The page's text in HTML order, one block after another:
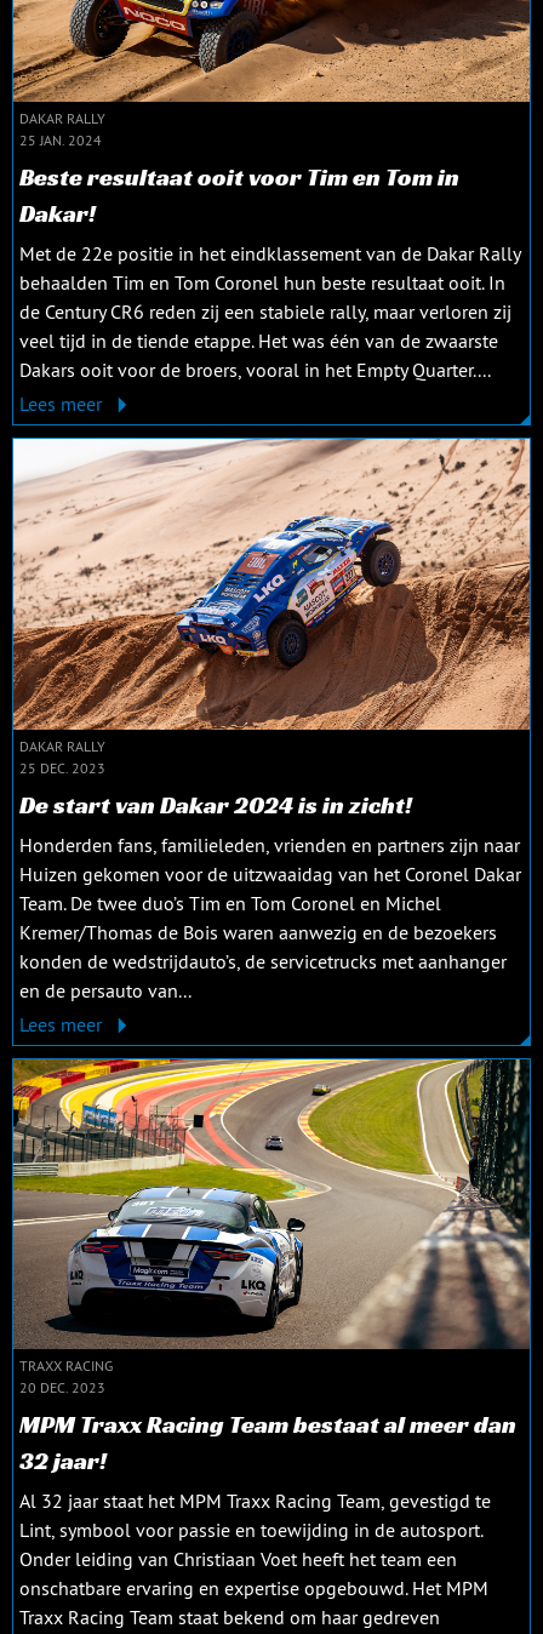
DAKAR RALLY
25 JAN. 2024
Beste resultaat ooit voor Tim en Tom in
Dakar!
Met de 22e positie in het eindklassement van de Dakar Rally
behaalden Tim en Tom Coronel hun beste resultaat ooit. In
de Century CR6 reden zij een stabiele rally, maar verloren zij
veel tijd in de tiende etappe. Het was één van de zwaarste
Dakars ooit voor de broers, vooral in het Empty Quarter....
Lees meer
DAKAR RALLY
25 DEC. 2023
De start van Dakar 2024 is in zicht!
Honderden fans, familieleden, vrienden en partners zijn naar
Huizen gekomen voor de uitzwaaidag van het Coronel Dakar
Team. De twee duo’s Tim en Tom Coronel en Michel
Kremer/Thomas de Bois waren aanwezig en de bezoekers
konden de wedstrijdauto’s, de servicetrucks met aanhanger
en de persauto van...
Lees meer
TRAXX RACING
20 DEC. 2023
MPM Traxx Racing Team bestaat al meer dan
32 jaar!
Al 32 jaar staat het MPM Traxx Racing Team, gevestigd te
Lint, symbool voor passie en toewijding in de autosport.
Onder leiding van Christiaan Voet heeft het team een
onschatbare ervaring en expertise opgebouwd. Het MPM
Traxx Racing Team staat bekend om haar gedreven